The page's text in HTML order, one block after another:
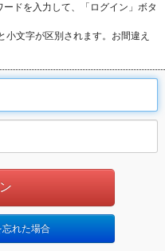
ドを入力して、「ログイン」ボタ
文字が区別されます。お間違え
れた場合